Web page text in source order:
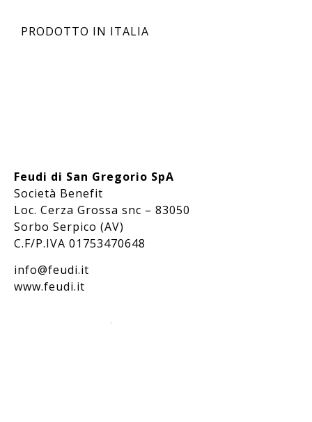
PRODOTTO IN ITALIA
Feudi di San Gregorio SpA
Società Benefit
Loc. Cerza Grossa snc – 83050
Sorbo Serpico (AV)
C.F/P.IVA 01753470648
info@feudi.it
www.feudi.it